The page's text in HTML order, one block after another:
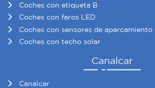
Coches con etiqueta B
Coches con faros LED
Coches con sensores de aparcamiento
Coches con techo solar
Canalcar
Canalcar